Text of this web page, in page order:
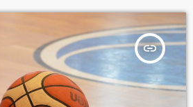
insert_link